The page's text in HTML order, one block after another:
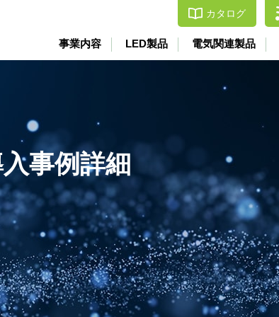
事業内容 LED製品 電気関連製品
カタログ
事例詳細